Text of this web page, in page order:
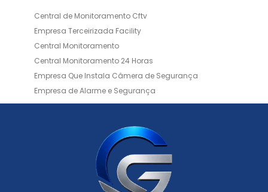
Central de Monitoramento Cftv
Empresa Terceirizada Facility
Central Monitoramento
Central Monitoramento 24 Horas
Empresa Que Instala Câmera de Segurança
Empresa de Alarme e Segurança
Empresa de Alarmes
Empresa de Facilities
Empresa de Instalação de Câmeras de Segurança
Empresa de Limpeza e Portaria
Empresas de Limpeza de Condomínios
Empresas de Monitoramento Cftv